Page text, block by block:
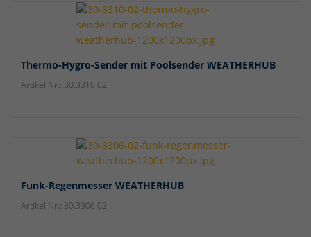
Thermo-Hygro-Sender mit Poolsender WEATHERHUB
Artikel Nr.: 30.3310.02
Funk-Regenmesser WEATHERHUB
Artikel Nr.: 30.3306.02